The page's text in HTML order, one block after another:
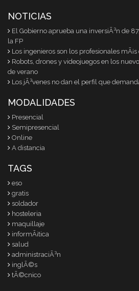
NOTICIAS
El Gobierno aprueba una inversiÃ³n de
la FP
Los ingenieros son los profesionales
Robots, drones y videojuegos en los
de verano
Los jÃ³venes no dan el perfil que
MODALIDADES
Presencial
Semipresencial
Online
A distancia
TAGS
eso
gratis
soldador
hosteleria
maquillaje
informÃ¡tica
salud
administraciÃ³n
inglÃ©s
tÃ©cnico